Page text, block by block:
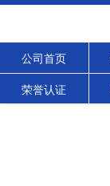
公司首页
荣誉认证